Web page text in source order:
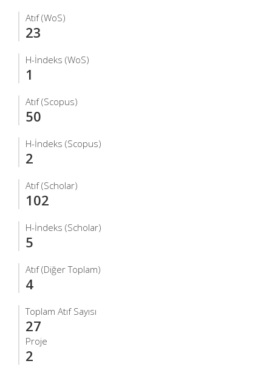
Atıf (WoS)
23
H-İndeks (WoS)
1
Atıf (Scopus)
50
H-İndeks (Scopus)
2
Atıf (Scholar)
102
H-İndeks (Scholar)
5
Atıf (Diğer Toplam)
4
Toplam Atıf Sayısı
27
Proje
2